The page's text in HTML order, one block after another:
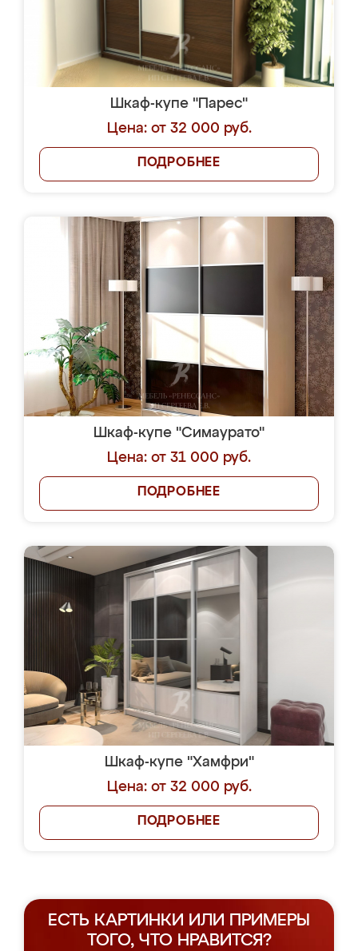
Шкаф-купе "Парес"
Цена: от 32 000 руб.
ПОДРОБНЕЕ
Шкаф-купе "Симаурато"
Цена: от 31 000 руб.
ПОДРОБНЕЕ
Шкаф-купе "Хамфри"
Цена: от 32 000 руб.
ПОДРОБНЕЕ
ЕСТЬ КАРТИНКИ ИЛИ ПРИМЕРЫ
ТОГО, ЧТО НРАВИТСЯ?